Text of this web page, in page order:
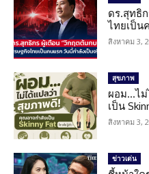
ดร.สุทธิ
ไทยเป็น
สิงหาคม 3,
สุขภาพ
ผอม…ไ
เป็น
สิงหาคม 3,
ข่าวเด่น